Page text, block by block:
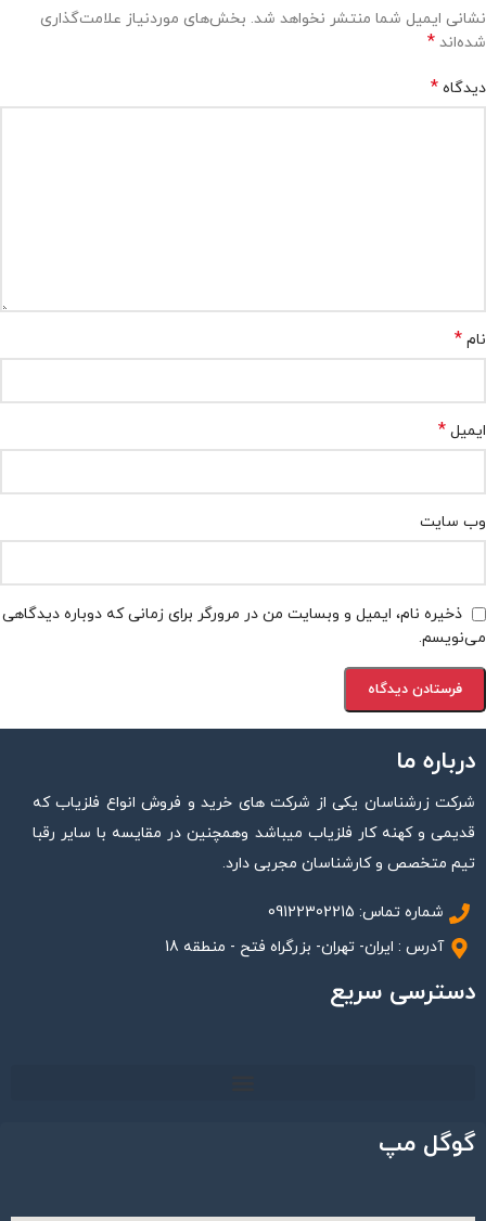
نشانی ایمیل شما منتشر نخواهد شد. بخش‌های موردنیاز علامت‌گذاری
شده‌اند *
دیدگاه *
نام *
ایمیل *
وب‌ سایت
ذخیره نام، ایمیل و وبسایت من در مرورگر برای زمانی که دوباره دیدگاهی
می‌نویسم.
درباره ما
شرکت زرشناسان یکی از شرکت های خرید و فروش انواع فلزیاب که
قدیمی و کهنه کار فلزیاب میباشد وهمچنین در مقایسه با سایر رقبا
تیم متخصص و کارشناسان مجربی دارد.
شماره تماس: 09122302215
آدرس : ایران- تهران- بزرگراه فتح - منطقه 18
دسترسی سریع
گوگل مپ